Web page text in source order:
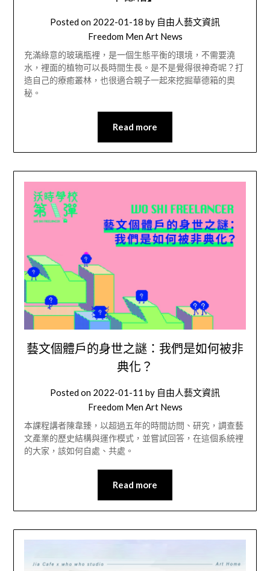
Posted on 2022-01-18 by 自由人藝文資訊
Freedom Men Art News
充滿綠意的玻璃瓶裡，是一個生態平衡的環境，不需要澆
水，裡面的植物可以長時間生長。是不是覺得很神奇呢？打
造自己的療癒叢林，也很適合親子一起來挖掘華德箱的奧
秘。
Read more
藝文個體戶的身世之謎：我們是如何被非
典化？
Posted on 2022-01-11 by 自由人藝文資訊
Freedom Men Art News
本課程講者陳韋臻，以超過五年的時間訪問、研究，調查藝
文產業的歷史結構與運作模式，並嘗試回答，在這個系統裡
的大家，該如何自處、共處。
Read more